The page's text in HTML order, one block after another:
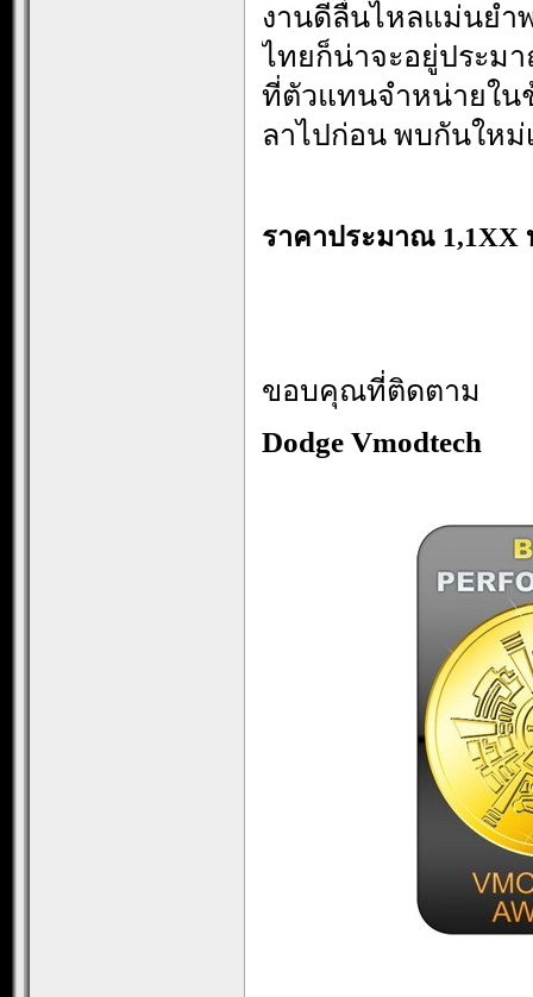
งานดีลื่นไหลแม่นยำ
ไทยก็น่าจะอยู่ประม
ที่ตัวแทนจำหน่ายใน
ลาไปก่อน พบกันใหม่
ราคาประมาณ 1,1XX
ขอบคุณที่ติดตาม
Dodge Vmodtech